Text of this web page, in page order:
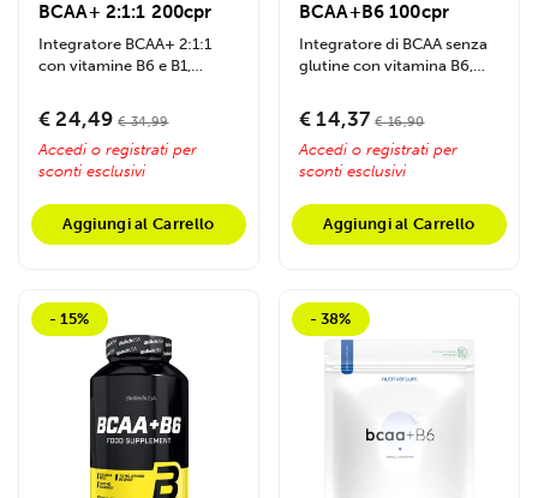
BCAA+ 2:1:1 200cpr
Integratore BCAA+ 2:1:1
con vitamine B6 e B1,
energia e...
€ 24,49 € 34,99
Accedi o registrati per
sconti esclusivi
Aggiungi al Carrello
BCAA+B6 100cpr
Integratore di BCAA senza
glutine con vitamina B6,
muscolare,...
€ 14,37 € 16,90
Accedi o registrati per
sconti esclusivi
Aggiungi al Carrello
- 15% - 38%